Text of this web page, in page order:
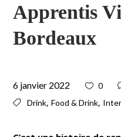
Apprentis
Bordeaux
6 janvier 2022 0
Drink,Food & Drink,